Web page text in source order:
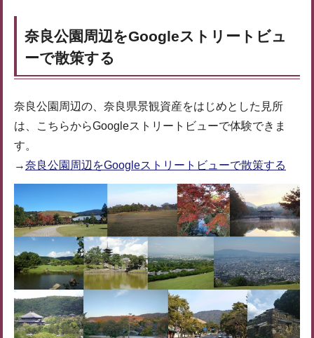
奈良公園周辺をGoogleストリートビュ
ーで散策する
奈良公園周辺の、奈良県景観資産をはじめとした見所
は、こちらからGoogleストリートビューで体験できま
す。
→奈良公園周辺をGoogleストリートビューで散策する